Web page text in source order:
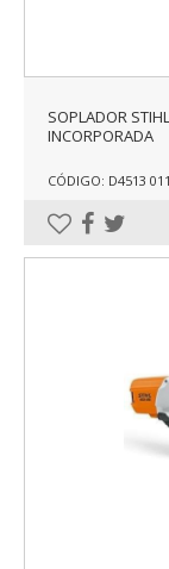
SOPLADOR
INCORPORADA
CÓDIGO: D4513